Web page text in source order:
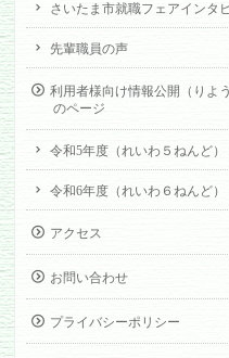
さいたま市就職フェアインタ
先輩職員の声
利用者様向け情報公開（りよ
のページ
令和5年度（れいわ５ねんど）
令和6年度（れいわ６ねんど）
アクセス
お問い合わせ
プライバシーポリシー